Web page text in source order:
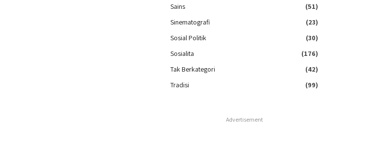
Sains
(51)
Sinematografi
(23)
Sosial Politik
(30)
Sosialita
(176)
Tak Berkategori
(42)
Tradisi
(99)
Advertisement